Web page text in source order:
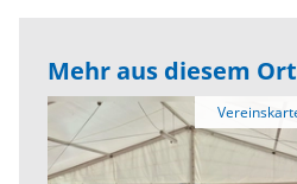
Mehr aus diesem Ort